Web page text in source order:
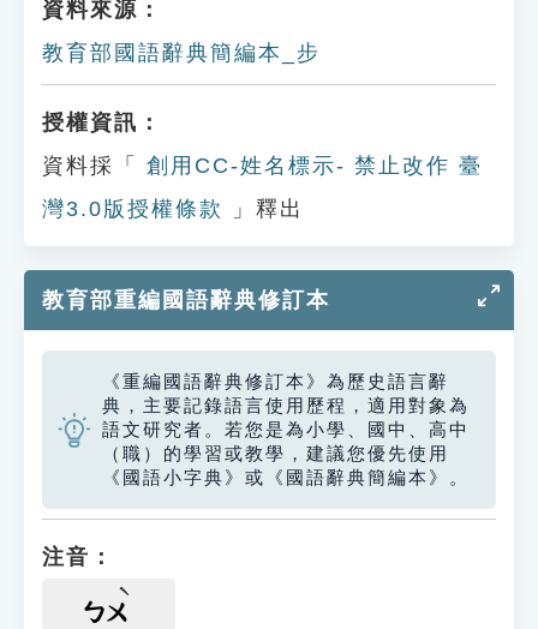
資料來源：
教育部國語辭典簡編本_步
授權資訊：
資料採「
創用CC-姓名標示- 禁止改作 臺
灣3.0版授權條款
」釋出
教育部重編國語辭典修訂本
《重編國語辭典修訂本》為歷史語言辭
典，主要記錄語言使用歷程，適用對象為
語文研究者。若您是為小學、國中、高中
（職）的學習或教學，建議您優先使用
《國語小字典》或《國語辭典簡編本》。
注音：
ㄅㄨ